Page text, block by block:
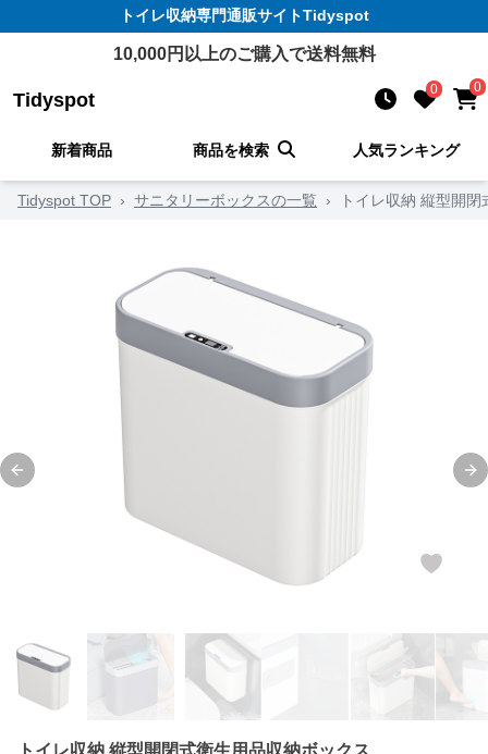
トイレ収納専門通販サイトTidyspot
10,000円以上のご購入で送料無料
Tidyspot 0 0
新着商品 商品を検索 人気ランキング
Tidyspot TOP › サニタリーボックスの一覧 › トイレ収納 縦型開
Previous slide
トイレ収納 縦型開閉式衛生用品収納ボックス